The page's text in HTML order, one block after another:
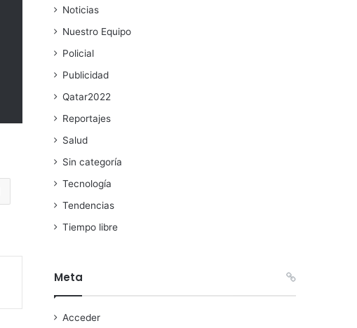
Noticias
Nuestro Equipo
Policial
Publicidad
Qatar2022
Reportajes
Salud
Sin categoría
Tecnología
Tendencias
Tiempo libre
Meta
Acceder